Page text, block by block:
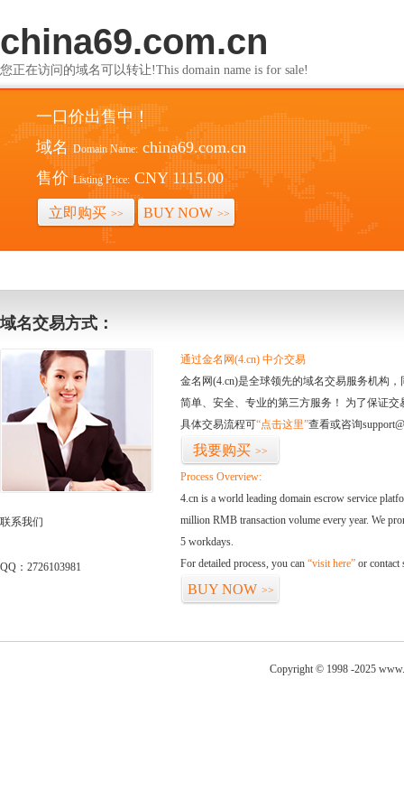
china69.com.cn
您正在访问的域名可以转让!This domain name is for sale!
一口价出售中！
域名 Domain Name: china69.com.cn
售价 Listing Price: CNY 1115.00
立即购买 >> BUY NOW >>
域名交易方式：
联系我们
QQ：2726103981
通过金名网(4.cn) 中介交易
金名网(4.cn)是全球领先的域名交易服务机构
简单、安全、专业的第三方服务！ 为了保证
具体交易流程可“点击这里”查看或咨询
我要购买 >>
Process Overview:
4.cn is a world leading domain escrow service
million RMB transaction volume every year. We
5 workdays.
For detailed process, you can “visit here” or contact
BUY NOW >>
Copyright © 1998 -2025